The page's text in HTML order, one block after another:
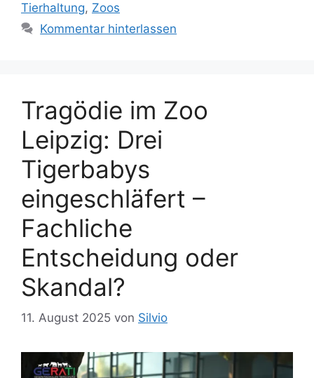
o
r
a
g
e
r
Tierhaltung, Zoos
Kommentar hinterlassen
Tragödie im Zoo
Leipzig: Drei
Tigerbabys
eingeschläfert –
Fachliche
Entscheidung oder
Skandal?
11. August 2025 von Silvio